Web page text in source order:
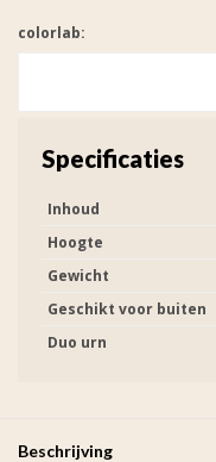
colorlab:
Specificaties
Inhoud
Hoogte
Gewicht
Geschikt voor buiten
Duo urn
Beschrijving